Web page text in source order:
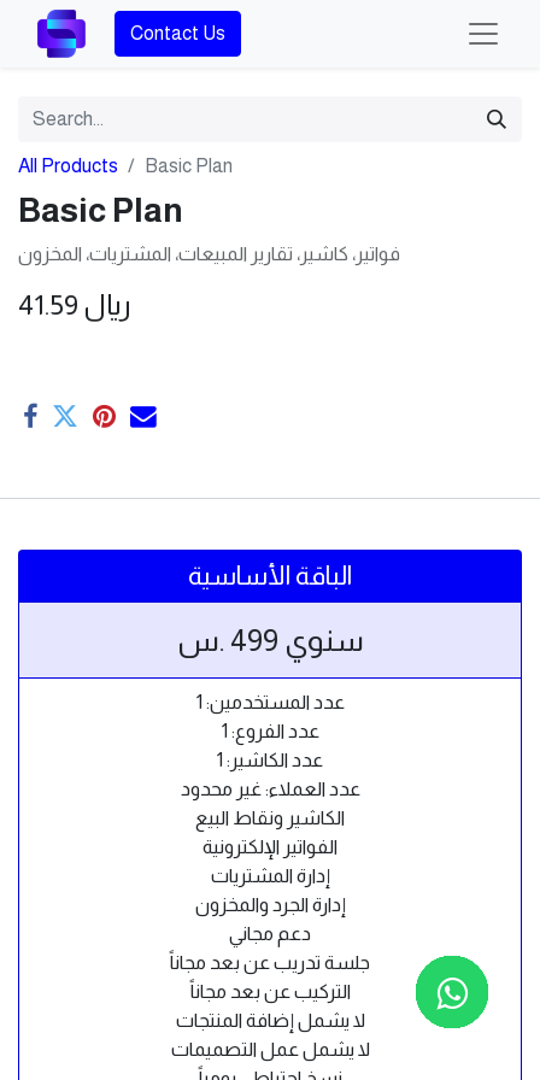
Contact Us
All Products Basic Plan
Basic Plan
فواتير، كاشير، تقارير المبيعات، المشتريات، المخزون
41.59 ريال
الباقة الأساسية
سنوي 499 .س
عدد المستخدمين: 1
عدد الفروع: 1
عدد الكاشير: 1
عدد العملاء: غير محدود
الكاشير ونقاط البيع
الفواتير الإلكترونية
إدارة المشتريات
إدارة الجرد والمخزون
دعم مجاني
جلسة تدريب عن بعد مجاناً
التركيب عن بعد مجاناً
لا يشمل إضافة المنتجات
لا يشمل عمل التصميمات